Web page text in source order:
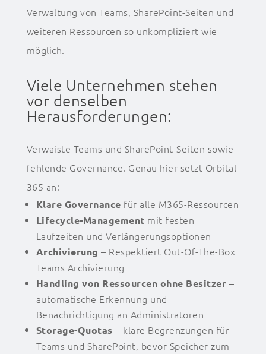
Verwaltung von Teams, SharePoint-Seiten und
weiteren Ressourcen so unkompliziert wie
möglich.
Viele Unternehmen stehen
vor denselben
Herausforderungen:
Verwaiste Teams und SharePoint-Seiten sowie
fehlende Governance. Genau hier setzt Orbital
365 an:
Klare Governance für alle M365-Ressourcen
Lifecycle-Management mit festen
Laufzeiten und Verlängerungsoptionen
Archivierung – Respektiert Out-Of-The-Box
Teams Archivierung
Handling von Ressourcen ohne Besitzer –
automatische Erkennung und
Benachrichtigung an Administratoren
Storage-Quotas – klare Begrenzungen für
Teams und SharePoint, bevor Speicher zum